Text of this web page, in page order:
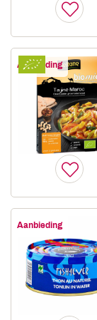
Aanbieding
Aanbieding